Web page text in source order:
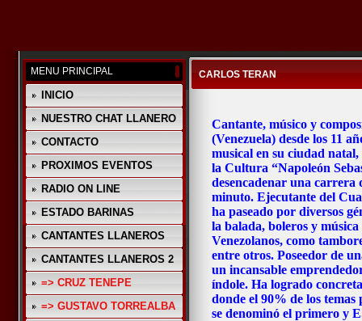
MENU PRINCIPAL
INICIO
NUESTRO CHAT LLANERO
CONTACTO
PROXIMOS EVENTOS
RADIO ON LINE
ESTADO BARINAS
CANTANTES LLANEROS
CANTANTES LLANEROS 2
=> CRUZ TENEPE
=> GUSTAVO TORREALBA
CARLOS TERAN
Cantante, músico y
(Venezuela) desde los 11
musical en su ciudad
la Cultura “Napoleón
desencadenar una carrera
minuto. Ejecutante del
ha paseado por diversos
la balada, boleros y
Venezolanos, como
entre otros. Poseedor de
un incansable
índole. Ha logrado
donde el 90% de los
se denominó el primero y